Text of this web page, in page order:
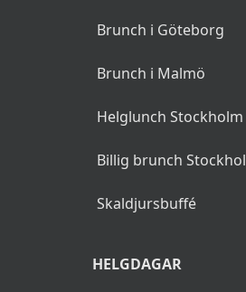
Brunch i Göteborg
Brunch i Malmö
Helglunch Stockholm
Billig brunch
Skaldjursbuffé
HELGDAGAR